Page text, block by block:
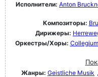
Исполнители: Anton
Композиторы:
Дирижеры:
Оркестры/Хоры:
Жанры: Geistliche Musik